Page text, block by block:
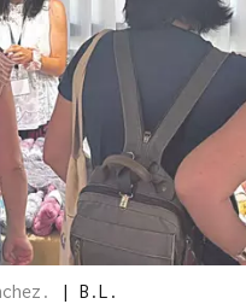
| B.L.